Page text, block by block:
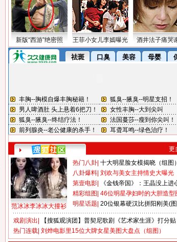
新版“西游”绝密照 王菲小女儿李嫣曝光 酒井法子痛哭
更
范冰冰李冰冰大撞衫
热门八卦 十大明星脸女模揭晓（组图）
八卦爆料 刘欢与美女主持情史大曝光
第壹电影
《金钱帝国》：王晶没上进
精彩组图 46位明星孕妇时的大胆造型
明星话题 20位银幕硬汉比拼阳刚美(
戏剧演出
【搜狐观演团】普契尼歌剧《艺术家生涯》打分贴
热门连载 刘烨电影里15位大牌女星美图大盘点（组图）